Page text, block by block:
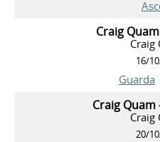
Craig
Craig
16/
Guarda
Craig Quam
Craig
20/